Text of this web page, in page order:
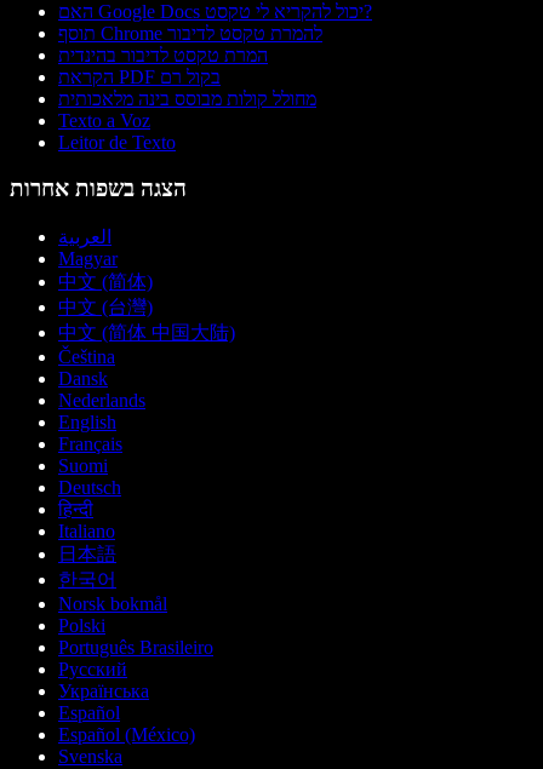
האם Google Docs יכול להקריא לי טקסט?
תוסף Chrome להמרת טקסט לדיבור
המרת טקסט לדיבור בהינדית
הקראת PDF בקול רם
מחולל קולות מבוסס בינה מלאכותית
Texto a Voz
Leitor de Texto
הצגה בשפות אחרות
العربية
Magyar
中文 (简体)
中文 (台灣)
中文 (简体 中国大陆)
Čeština
Dansk
Nederlands
English
Français
Suomi
Deutsch
हिन्दी
Italiano
日本語
한국어
Norsk bokmål
Polski
Português Brasileiro
Русский
Українська
Español
Español (México)
Svenska